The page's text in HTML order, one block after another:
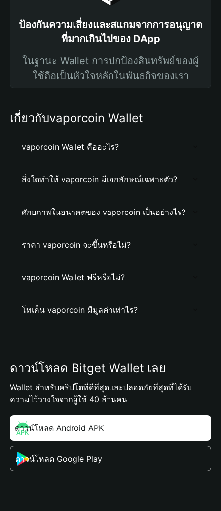
ป้องกันความเสี่ยงและสแกมจากการอนุญาต
ที่มากเกินไปของ DApp
ในฐานะ Wallet การปกป้องสินทรัพย์ของผู้
ใช้ถือเป็นหัวใจหลักในพันธกิจของเรา
เกี่ยวกับvaporcoin Wallet
vaporcoin Wallet คืออะไร?
สิ่งใดทำให้ vaporcoin มีเอกลักษณ์เฉพาะตัว?
ศักยภาพในอนาคตของ vaporcoin เป็นอย่างไร?
ราคา vaporcoin จะขึ้นหรือไม่?
vaporcoin Wallet ฟรีหรือไม่?
โทเค็น vaporcoin มีมูลค่าเท่าไร?
ดาวน์โหลด Bitget Wallet เลย
Wallet สำหรับคริปโตที่ดีที่สุดและปลอดภัยที่สุดที่ได้รับ
ความไว้วางใจจากผู้ใช้ 40 ล้านคน
ดาวน์โหลด Android APK
ดาวน์โหลด Google Play